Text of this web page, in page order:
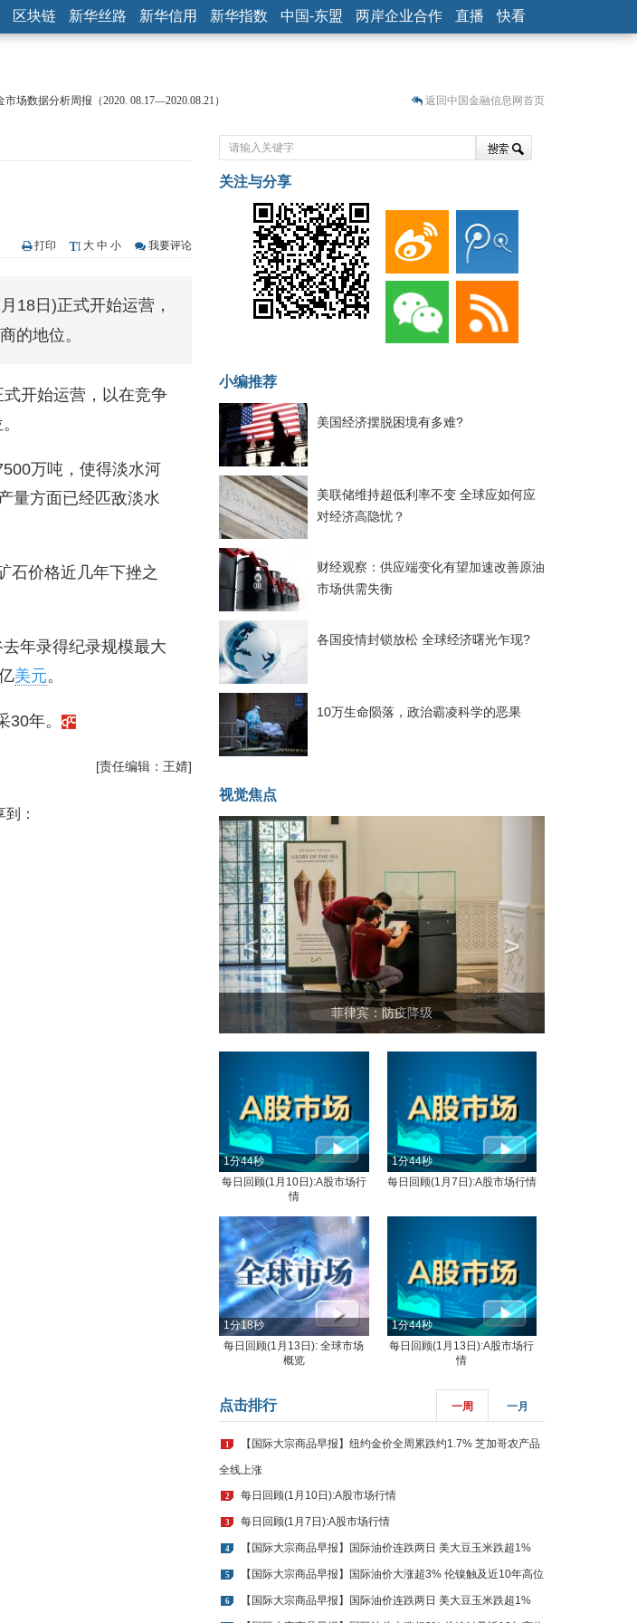
区块链 新华丝路 新华信用 新华指数 中国-东盟 两岸企业合作 直播 快看
场数据分析周报（2020. 08.17—2020.08.21）
场数据分析周报（2020. 07.27—2020.07.31）
300亿元 短端资金利率明显下行
之星发射成功，全产业链解析
返回中国金融信息网首页
打印 大 中 小 我要评论
18日)正式开始运营，
的地位。
开始运营，以在竞争
万吨，使得淡水河
量方面已经匹敌淡水
石价格近几年下挫之
年录得纪录规模最大
美元。
年。
[责任编辑：王婧]
到：
关注与分享
小编推荐
美国经济摆脱困境有多难?
美联储维持超低利率不变 全球应如何应
对经济高隐忧？
财经观察：供应端变化有望加速改善原油
市场供需失衡
各国疫情封锁放松 全球经济曙光乍现?
10万生命陨落，政治霸凌科学的恶果
视觉焦点
菲律宾：防疫降级
< >
1分44秒
每日回顾(1月10日):A股市场行
情
1分44秒
每日回顾(1月7日):A股市场行情
1分18秒
每日回顾(1月13日): 全球市场
概览
1分44秒
每日回顾(1月13日):A股市场行
情
点击排行 一周 一月
1 【国际大宗商品早报】纽约金价全周累跌约1.7% 芝加哥农产品
全线上涨
2 每日回顾(1月10日):A股市场行情
3 每日回顾(1月7日):A股市场行情
4 【国际大宗商品早报】国际油价连跌两日 美大豆玉米跌超1%
5 【国际大宗商品早报】国际油价大涨超3% 伦镍触及近10年高位
6 【国际大宗商品早报】国际油价连跌两日 美大豆玉米跌超1%